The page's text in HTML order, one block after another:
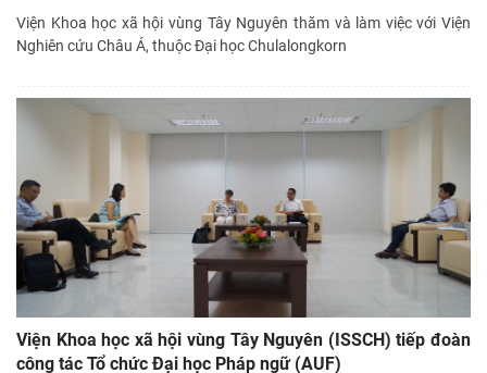
Viện Khoa học xã hội vùng Tây Nguyên thăm và làm việc với Viện
Nghiên cứu Châu Á, thuộc Đại học Chulalongkorn
Viện Khoa học xã hội vùng Tây Nguyên (ISSCH) tiếp đoàn
công tác Tổ chức Đại học Pháp ngữ (AUF)